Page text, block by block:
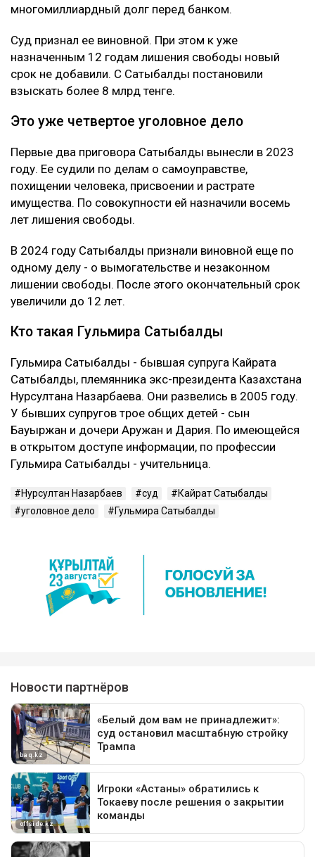
многомиллиардный долг перед банком.
Суд признал ее виновной. При этом к уже
назначенным 12 годам лишения свободы новый
срок не добавили. С Сатыбалды постановили
взыскать более 8 млрд тенге.
Это уже четвертое уголовное дело
Первые два приговора Сатыбалды вынесли в 2023
году. Ее судили по делам о самоуправстве,
похищении человека, присвоении и растрате
имущества. По совокупности ей назначили восемь
лет лишения свободы.
В 2024 году Сатыбалды признали виновной еще по
одному делу - о вымогательстве и незаконном
лишении свободы. После этого окончательный срок
увеличили до 12 лет.
Кто такая Гульмира Сатыбалды
Гульмира Сатыбалды - бывшая супруга Кайрата
Сатыбалды, племянника экс-президента Казахстана
Нурсултана Назарбаева. Они развелись в 2005 году.
У бывших супругов трое общих детей - сын
Бауыржан и дочери Аружан и Дария. По имеющейся
в открытом доступе информации, по профессии
Гульмира Сатыбалды - учительница.
Нурсултан Назарбаев суд
Кайрат Сатыбалды
уголовное дело
Гульмира Сатыбалды